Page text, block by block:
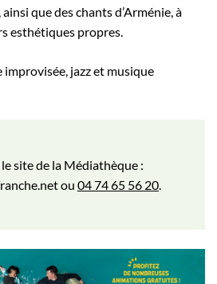
que des chants d’Arménie, à
esthétiques propres.
improvisée, jazz et musique
site de la Médiathèque :
ou 04 74 65 56 20.